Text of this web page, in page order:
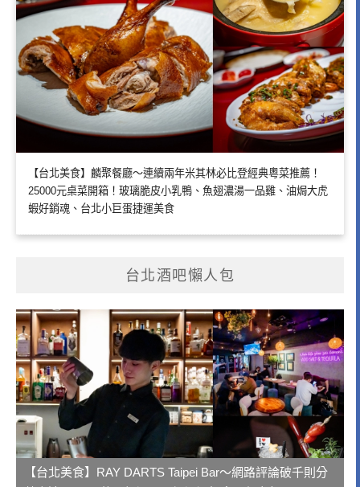
【台北美食】麟聚餐廳～連續兩年米其林必比登經典粵菜推薦！
25000元桌菜開箱！玻璃脆皮小乳鴨、魚翅濃湯一品雞、油焗大虎
蝦好銷魂、台北小巨蛋捷運美食
台北酒吧懶人包
【台北美食】RAY DARTS Taipei Bar～網路評論破千則分